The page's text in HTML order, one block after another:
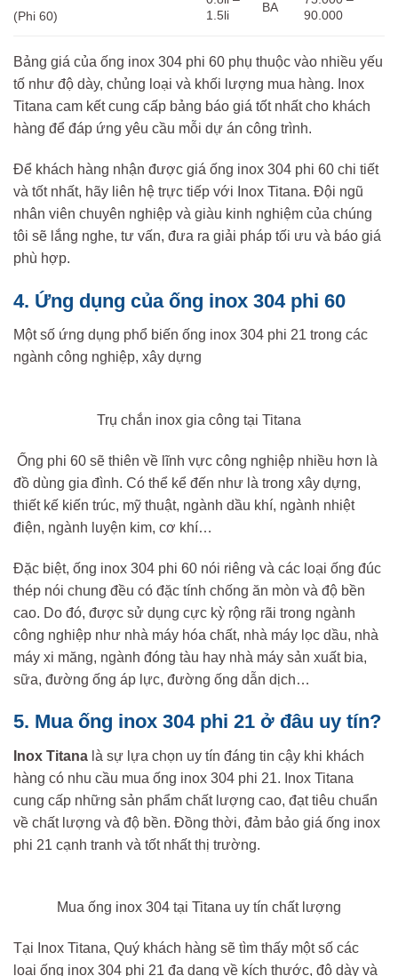
(Phi 60)
1.5li
BA
90.000
Bảng giá của ống inox 304 phi 60 phụ thuộc vào nhiều yếu
tố như độ dày, chủng loại và khối lượng mua hàng. Inox
Titana cam kết cung cấp bảng báo giá tốt nhất cho khách
hàng để đáp ứng yêu cầu mỗi dự án công trình.
Để khách hàng nhận được giá ống inox 304 phi 60 chi tiết
và tốt nhất, hãy liên hệ trực tiếp với Inox Titana. Đội ngũ
nhân viên chuyên nghiệp và giàu kinh nghiệm của chúng
tôi sẽ lắng nghe, tư vấn, đưa ra giải pháp tối ưu và báo giá
phù hợp.
4. Ứng dụng của ống inox 304 phi 60
Một số ứng dụng phổ biến ống inox 304 phi 21 trong các
ngành công nghiệp, xây dựng
Trụ chắn inox gia công tại Titana
Ống phi 60 sẽ thiên về lĩnh vực công nghiệp nhiều hơn là
đồ dùng gia đình. Có thể kể đến như là trong xây dựng,
thiết kế kiến trúc, mỹ thuật, ngành dầu khí, ngành nhiệt
điện, ngành luyện kim, cơ khí…
Đặc biệt, ống inox 304 phi 60 nói riêng và các loại ống đúc
thép nói chung đều có đặc tính chống ăn mòn và độ bền
cao. Do đó, được sử dụng cực kỳ rộng rãi trong ngành
công nghiệp như nhà máy hóa chất, nhà máy lọc dầu, nhà
máy xi măng, ngành đóng tàu hay nhà máy sản xuất bia,
sữa, đường ống áp lực, đường ống dẫn dịch…
5. Mua ống inox 304 phi 21 ở đâu uy tín?
Inox Titana là sự lựa chọn uy tín đáng tin cậy khi khách
hàng có nhu cầu mua ống inox 304 phi 21. Inox Titana
cung cấp những sản phẩm chất lượng cao, đạt tiêu chuẩn
về chất lượng và độ bền. Đồng thời, đảm bảo giá ống inox
phi 21 cạnh tranh và tốt nhất thị trường.
Mua ống inox 304 tại Titana uy tín chất lượng
Tại Inox Titana, Quý khách hàng sẽ tìm thấy một số các
loại ống inox 304 phi 21 đa dạng về kích thước, độ dày và